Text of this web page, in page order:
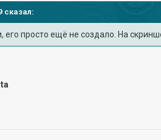
сказал:
его просто ещё не создало. На